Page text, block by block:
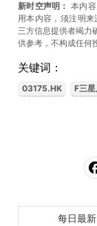
新时空声明： 本内
用本内容，须注明来
三方信息提供者竭力
供参考，不构成任何
关键词：
03175.HK F三
每日最